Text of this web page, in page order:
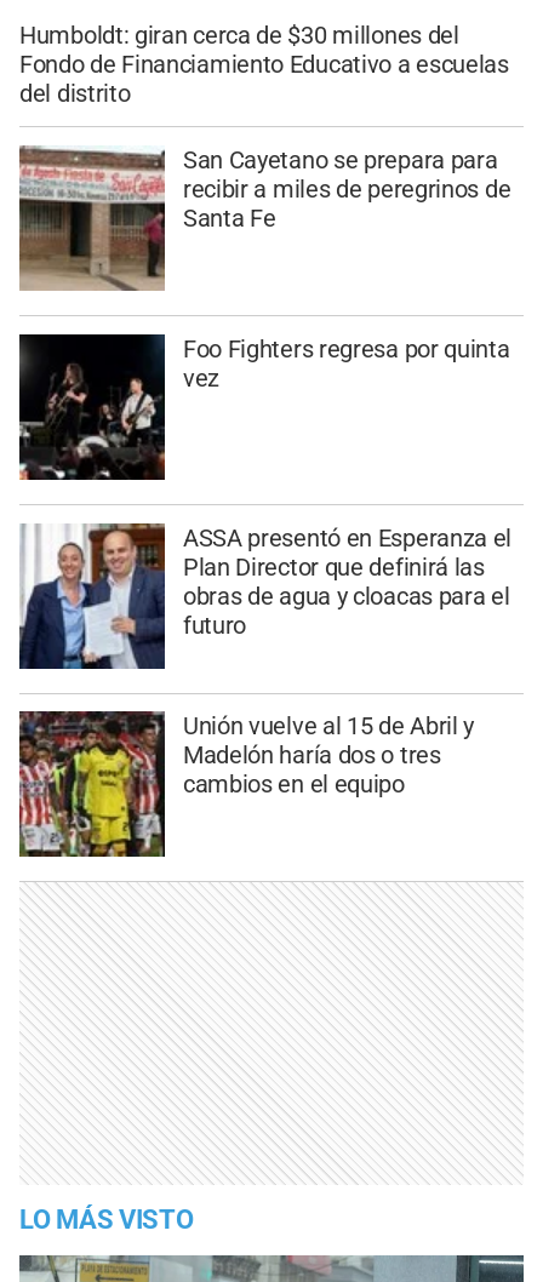
Humboldt: giran cerca de $30 millones del
Fondo de Financiamiento Educativo a escuelas
del distrito
San Cayetano se prepara para
recibir a miles de peregrinos de
Santa Fe
Foo Fighters regresa por quinta
vez
ASSA presentó en Esperanza el
Plan Director que definirá las
obras de agua y cloacas para el
futuro
Unión vuelve al 15 de Abril y
Madelón haría dos o tres
cambios en el equipo
LO MÁS VISTO